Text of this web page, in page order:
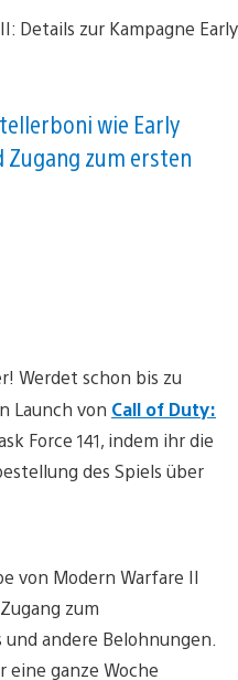
wie Early
Zugang zum ersten
Werdet schon bis zu
Launch von Call of Duty:
Force 141, indem ihr die
des Spiels über
von Modern Warfare II
zum
andere Belohnungen.
ganze Woche